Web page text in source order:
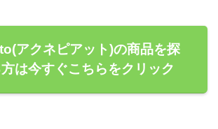
アクネピアット)の商品を探
は今すぐこちらをクリック